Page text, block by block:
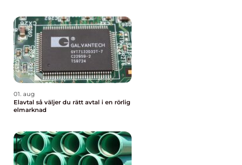
01. aug
Elavtal så väljer du rätt avtal i en rörlig
elmarknad